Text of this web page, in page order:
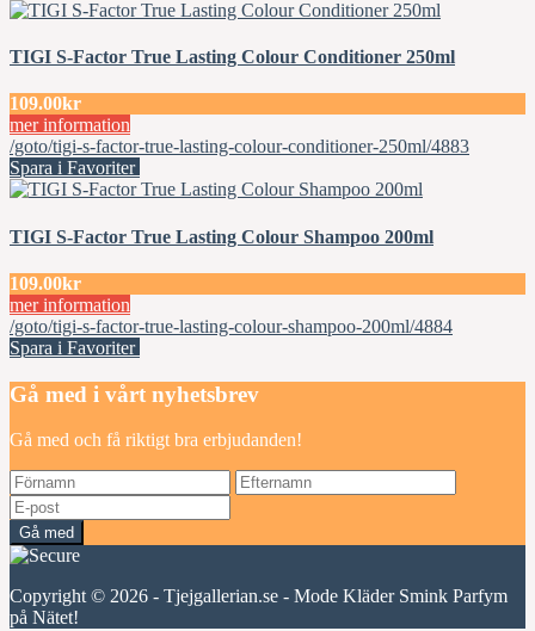
TIGI S-Factor True Lasting Colour Conditioner 250ml
109.00kr
mer information
/goto/tigi-s-factor-true-lasting-colour-conditioner-250ml/4883
Spara i Favoriter
TIGI S-Factor True Lasting Colour Shampoo 200ml
109.00kr
mer information
/goto/tigi-s-factor-true-lasting-colour-shampoo-200ml/4884
Spara i Favoriter
Gå med i vårt nyhetsbrev
Gå med och få riktigt bra erbjudanden!
Gå med
Copyright © 2026 - Tjejgallerian.se - Mode Kläder Smink Parfym
på Nätet!